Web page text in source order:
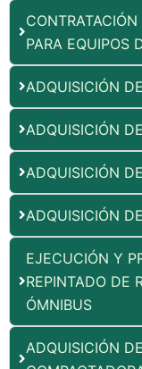
PARA EQUIPOS
ADQUISICIÓN
ADQUISICIÓN
ADQUISICIÓN
ADQUISICIÓN
EJECUCIÓN Y
REPINTADO DE
ÓMNIBUS
ADQUISICIÓN